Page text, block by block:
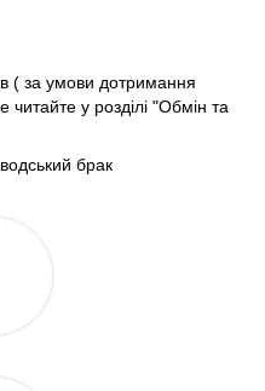
( за умови дотримання
читайте у розділі "Обмін та
брак